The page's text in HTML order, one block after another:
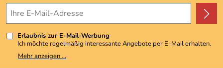
4,9/5*****
Erlaubnis zur E-Mail-Werbung
Ich möchte regelmäßig interessante Angebote per E-Mail erhalten.
Meine E-Mail-Adresse wird nicht an andere Unternehmen
weitergegeben. Zu statistischen Zwecken wird in anonymer Form
Mehr anzeigen ...